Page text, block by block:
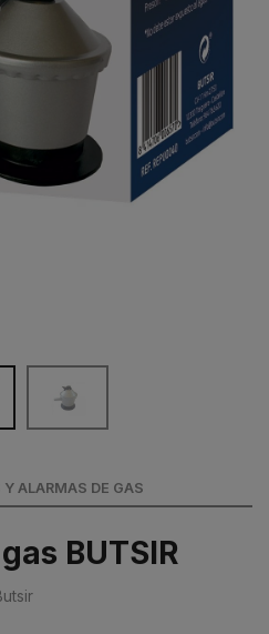
Y ALARMAS DE GAS
BUTSIR